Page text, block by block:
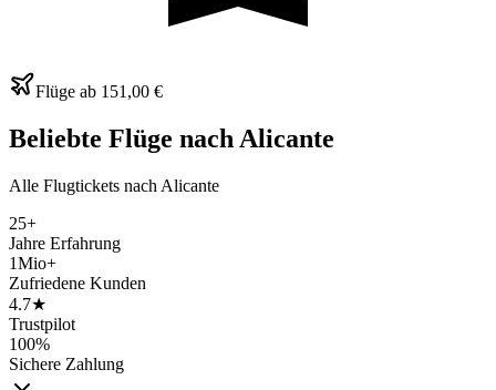
Flüge ab 151,00 €
Beliebte Flüge nach Alicante
Alle Flugtickets nach Alicante
25+
Jahre Erfahrung
1Mio+
Zufriedene Kunden
4.7★
Trustpilot
100%
Sichere Zahlung